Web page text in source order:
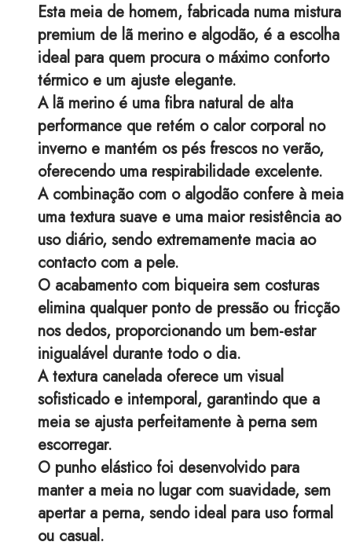
Esta meia de homem, fabricada numa mistura
premium de lã merino e algodão, é a escolha
ideal para quem procura o máximo conforto
térmico e um ajuste elegante.
A lã merino é uma fibra natural de alta
performance que retém o calor corporal no
inverno e mantém os pés frescos no verão,
oferecendo uma respirabilidade excelente.
A combinação com o algodão confere à meia
uma textura suave e uma maior resistência ao
uso diário, sendo extremamente macia ao
contacto com a pele.
O acabamento com biqueira sem costuras
elimina qualquer ponto de pressão ou fricção
nos dedos, proporcionando um bem-estar
inigualável durante todo o dia.
A textura canelada oferece um visual
sofisticado e intemporal, garantindo que a
meia se ajusta perfeitamente à perna sem
escorregar.
O punho elástico foi desenvolvido para
manter a meia no lugar com suavidade, sem
apertar a perna, sendo ideal para uso formal
ou casual.